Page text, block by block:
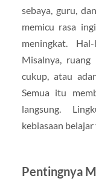
sebaya, guru,
memicu rasa
meningkat.
Misalnya, ruang
cukup, atau
Semua itu
langsung.
kebiasaan belajar
Pentingnya